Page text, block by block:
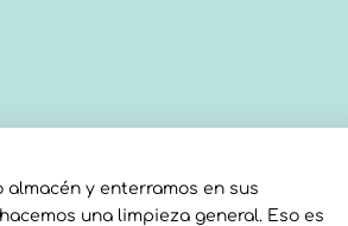
y enterramos en sus
una limpieza general. Eso es